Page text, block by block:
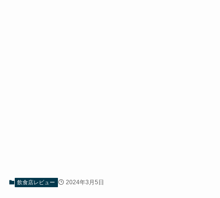
飲食店レビュー 2024年3月5日